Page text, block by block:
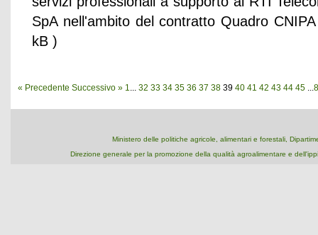
SpA nell'ambito del contratto Quadro
kB )
« Precedente Successivo » 1... 32 33 34 35 36 37 38 39 40 41 42 43 44 45 ...
Ministero delle politiche agricole, alimentari e forestali,
Direzione generale per la promozione della qualità agroalimentare e